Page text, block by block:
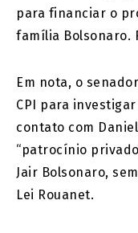
para financiar o
família Bolsonaro.
Em nota, o
CPI para
contato com
“patrocínio
Jair Bolsonaro,
Lei Rouanet.